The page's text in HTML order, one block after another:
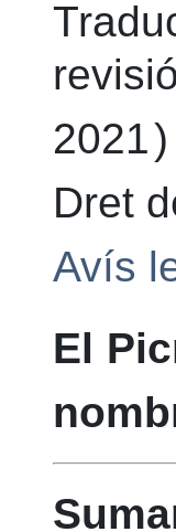
revisió
2021)
Dret
Avís
El